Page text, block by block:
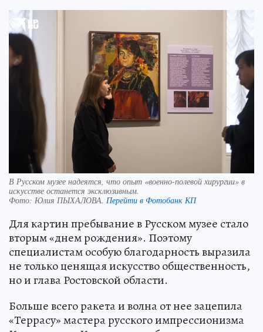
В Русском музее надеятся, что опыт «военно-полевой хирургии» в
искусстве останется эксклюзивным.
Фото: Юлия ПЫХАЛОВА. Перейти в Фотобанк КП
Для картин пребывание в Русском музее стало
вторым «днем рождения». Поэтому
специалистам особую благодарность выразила
не только ценящая искусство общественность,
но и глава Ростовской области.
Больше всего ракета и волна от нее зацепила
«Террасу» мастера русского импрессионизма